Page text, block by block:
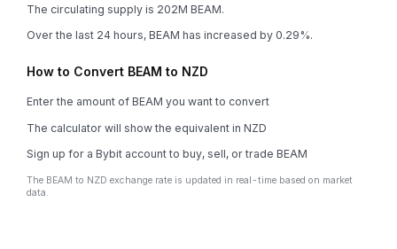
The circulating supply is 202M BEAM.
Over the last 24 hours, BEAM has increased by 0.29%.
How to Convert BEAM to NZD
Enter the amount of BEAM you want to convert
The calculator will show the equivalent in NZD
Sign up for a Bybit account to buy, sell, or trade BEAM
The BEAM to NZD exchange rate is updated in real-time based on market
data.